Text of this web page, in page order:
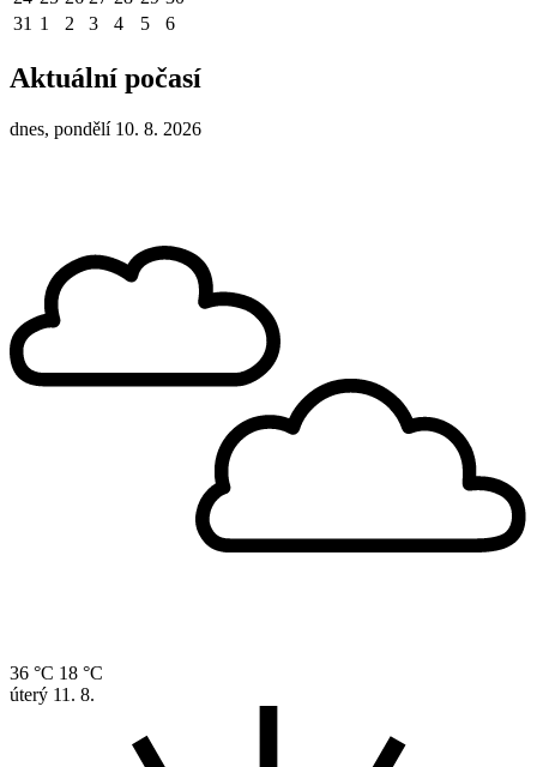
31 1 2 3 4 5 6
Aktuální počasí
dnes, pondělí 10. 8. 2026
36 °C 18 °C
úterý 11. 8.